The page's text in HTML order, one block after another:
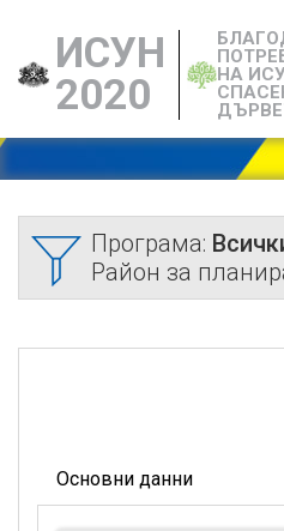
ИСУН
2020
НА
Програма:
Район за
Основни данни